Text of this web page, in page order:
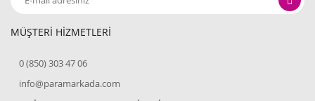
MÜŞTERİ HİZMETLERİ
0 (850) 303 47 06
info@paramarkada.com